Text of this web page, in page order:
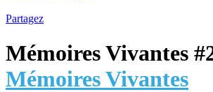
Partagez
Mémoires Vivantes
Mémoires Vivantes